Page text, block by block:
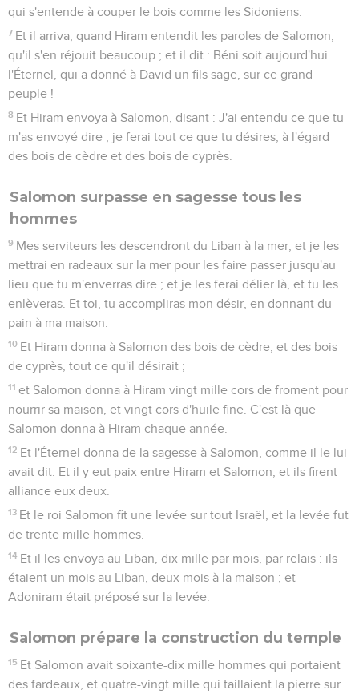
qui s'entende à couper le bois comme les Sidoniens.
7 Et il arriva, quand Hiram entendit les paroles de Salomon,
qu'il s'en réjouit beaucoup ; et il dit : Béni soit aujourd'hui
l'Éternel, qui a donné à David un fils sage, sur ce grand
peuple !
8 Et Hiram envoya à Salomon, disant : J'ai entendu ce que tu
m'as envoyé dire ; je ferai tout ce que tu désires, à l'égard
des bois de cèdre et des bois de cyprès.
Salomon surpasse en sagesse tous les
hommes
9 Mes serviteurs les descendront du Liban à la mer, et je les
mettrai en radeaux sur la mer pour les faire passer jusqu'au
lieu que tu m'enverras dire ; et je les ferai délier là, et tu les
enlèveras. Et toi, tu accompliras mon désir, en donnant du
pain à ma maison.
10 Et Hiram donna à Salomon des bois de cèdre, et des bois
de cyprès, tout ce qu'il désirait ;
11 et Salomon donna à Hiram vingt mille cors de froment pour
nourrir sa maison, et vingt cors d'huile fine. C'est là que
Salomon donna à Hiram chaque année.
12 Et l'Éternel donna de la sagesse à Salomon, comme il le lui
avait dit. Et il y eut paix entre Hiram et Salomon, et ils firent
alliance eux deux.
13 Et le roi Salomon fit une levée sur tout Israël, et la levée fut
de trente mille hommes.
14 Et il les envoya au Liban, dix mille par mois, par relais : ils
étaient un mois au Liban, deux mois à la maison ; et
Adoniram était préposé sur la levée.
Salomon prépare la construction du temple
15 Et Salomon avait soixante-dix mille hommes qui portaient
des fardeaux, et quatre-vingt mille qui taillaient la pierre sur